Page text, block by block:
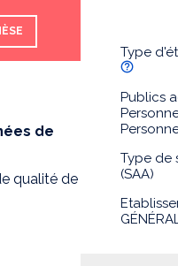
de
qualité de
Type
Publics
Type de
(SAA)